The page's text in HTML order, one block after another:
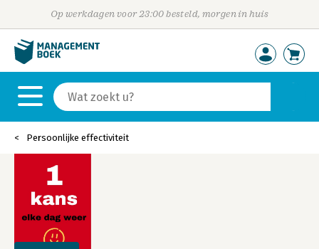
Op werkdagen voor 23:00 besteld, morgen in huis
Persoonlijke effectiviteit